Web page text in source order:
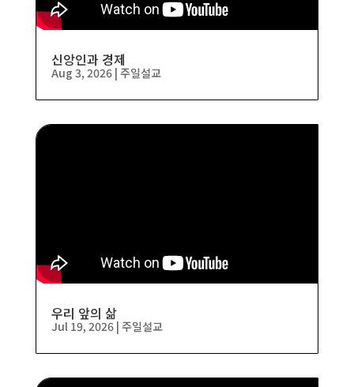
신앙인과 경제
Aug 3, 2026| 주일설교
우리 앞의 삶
Jul 19, 2026| 주일설교